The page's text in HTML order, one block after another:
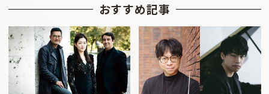
おすすめ記事